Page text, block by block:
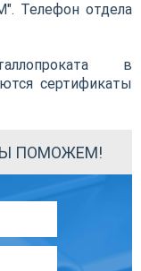
Телефон отдела
в
сертификаты
ПОМОЖЕМ!